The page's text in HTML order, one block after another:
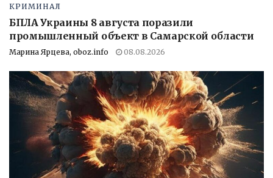
КРИМИНАЛ
БПЛА Украины 8 августа поразили
промышленный объект в Самарской области
Марина Ярцева, oboz.info 08.08.2026